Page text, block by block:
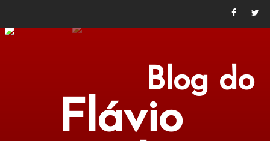
Blog do
Flávio